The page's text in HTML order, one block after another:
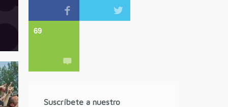
69
Suscríbete a nuestro